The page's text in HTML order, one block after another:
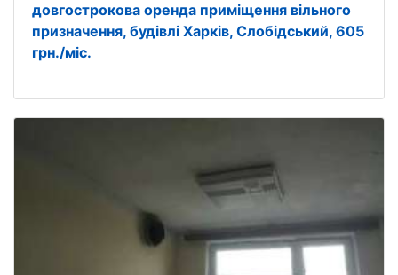
довгострокова оренда приміщення вільного
призначення, будівлі Харків, Слобідський, 605
грн./міс.